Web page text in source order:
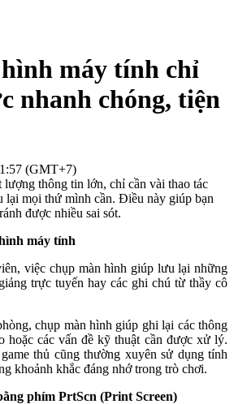
máy tính chỉ
nhanh chóng, tiện
(GMT+7)
thông tin lớn, chỉ cần vài thao tác
lại mọi thứ mình cần. Điều này giúp bạn
được nhiều sai sót.
máy tính
việc chụp màn hình giúp lưu lại những
trực tuyến hay các ghi chú từ thầy cô
chụp màn hình giúp ghi lại các thông
hoặc các vấn đề kỹ thuật cần được xử lý.
thủ cũng thường xuyên sử dụng tính
khoảnh khắc đáng nhớ trong trò chơi.
phím PrtScn (Print Screen)